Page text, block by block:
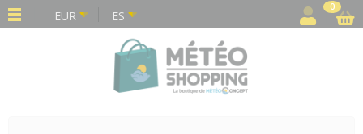
EUR ES
0
Panel de gestión de cookies